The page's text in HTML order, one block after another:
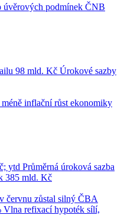
úvěrových podmínek ČNB
98 mld. Kč Úrokové sazby
inflační růst ekonomiky
ytd Průměrná úroková sazba
385 mld. Kč
červnu zůstal silný ČBA
Vlna refixací hypoték sílí,